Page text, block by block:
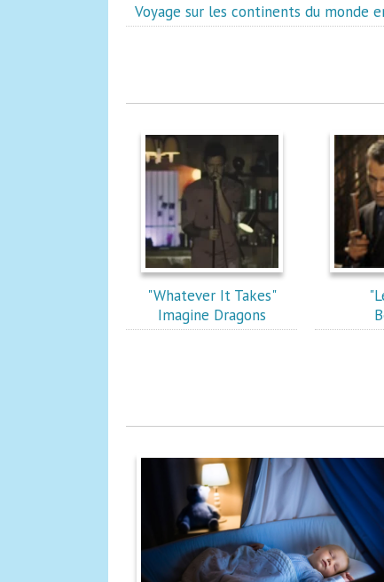
Voyage sur les continents du monde
"Whatever It Takes"
Imagine Dragons